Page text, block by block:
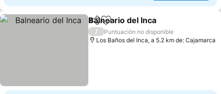
CompartirAgregar a favoritos
Balneario del Inca
/
Puntuación no disponible
Los Baños del Inca, a 5.2 km de: Cajamarca